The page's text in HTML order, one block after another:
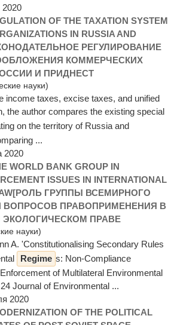
2020
OF THE TAXATION SYSTEM
IN RUSSIA AND
РЕГУЛИРОВАНИЕ
КОММЕРЧЕСКИХ
И ПРИДНЕСТ
науки)
income taxes, excise taxes, and unified
the author compares the existing special
on the territory of Russia and
...
2020
WORLD BANK GROUP IN
ISSUES IN INTERNATIONAL
LAW[РОЛЬ ГРУППЫ ВСЕМИРНОГО
ВОПРОСОВ ПРАВОПРИМЕНЕНИЯ В
ПРАВЕ
науки)
A. 'Constitutionalising Secondary Rules
Regime s: Non-Compliance
оf Multilateral Environmental
Journal of Environmental ...
2020
OF THE POLITICAL